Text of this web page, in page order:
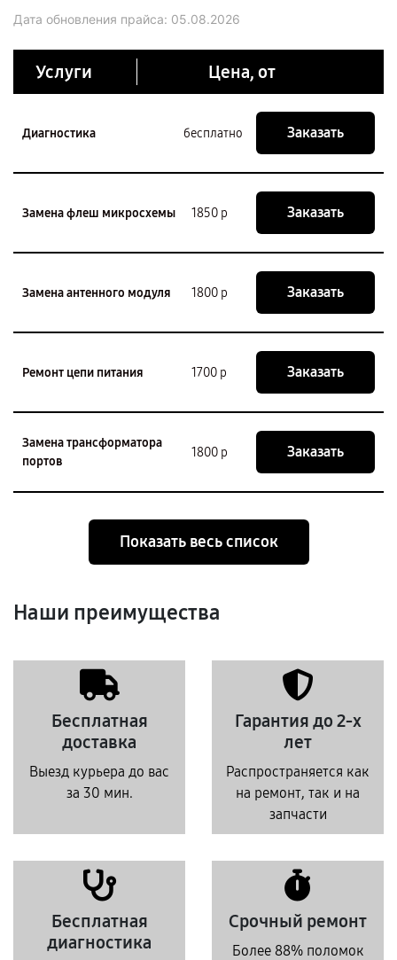
Дата обновления прайса: 05.08.2026
Услуги Цена, от
Диагностика бесплатно Заказать
Замена флеш микросхемы 1850 р Заказать
Замена антенного модуля 1800 р Заказать
Ремонт цепи питания 1700 р Заказать
Замена трансформатора
портов
1800 р Заказать
Показать весь список
Наши преимущества
Бесплатная
доставка
Выезд курьера до вас
за 30 мин.
Гарантия до 2-х
лет
Распространяется как
на ремонт, так и на
запчасти
Бесплатная
диагностика
Срочный ремонт
Более 88% поломок